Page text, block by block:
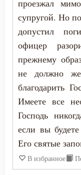
Ветхий Завет
Вечные муки
Власть
Воздержание
Воля
Воля Божия
Воспитание
Гонение
Афанасий
Варнава
Варсонофий
Григорий
Григорий
Григорий
проезжал
супругой. Но
допустил
офицер
прежнему
не должно
благодарить
Имеете все
Господь
если вы
Его святые
В избранное